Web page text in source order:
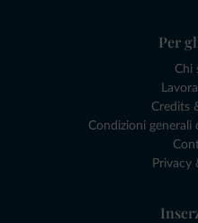
Per
Chi
Credits
Condizioni generali
Privacy